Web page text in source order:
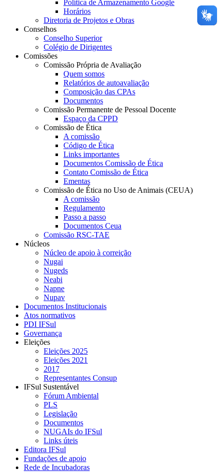
Política de Armazenamento Google
Horários
Diretoria de Projetos e Obras
Conselhos
Conselho Superior
Colégio de Dirigentes
Comissões
Comissão Própria de Avaliação
Quem somos
Relatórios de autoavaliação
Composição das CPAs
Documentos
Comissão Permanente de Pessoal Docente
Espaço da CPPD
Comissão de Ética
A comissão
Código de Ética
Links importantes
Documentos Comissão de Ética
Contato Comissão de Ética
Ementas
Comissão de Ética no Uso de Animais (CEUA)
A comissão
Regulamento
Passo a passo
Documentos Ceua
Comissão RSC-TAE
Núcleos
Núcleo de apoio à correição
Nugai
Nugeds
Neabi
Napne
Nupav
Documentos Institucionais
Atos normativos
PDI IFSul
Governança
Eleições
Eleições 2025
Eleições 2021
2017
Representantes Consup
IFSul Sustentável
Fórum Ambiental
PLS
Legislação
Documentos
NUGAIs do IFSul
Links úteis
Editora IFSul
Fundações de apoio
Rede de Incubadoras